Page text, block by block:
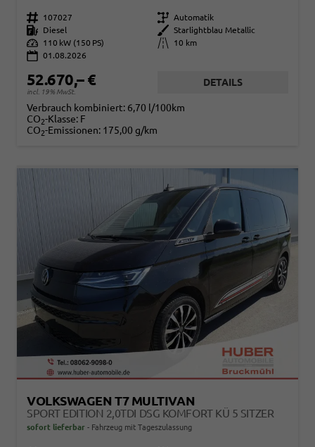
Fahrzeugnr. 107027 Getriebe Automatik
Kraftstoff
Diesel Außenfarbe
Starlightblau Metallic
Leistung
110 kW (150 PS) Kilometerstand
10 km
01.08.2026
52.670,– €
incl. 19% MwSt.
DETAILS
Verbrauch kombiniert: 6,70 l/100km
CO2-Klasse: F
CO2-Emissionen: 175,00 g/km
VOLKSWAGEN T7 MULTIVAN
SPORT EDITION 2,0TDI DSG KOMFORT KÜ 5 SITZER
sofort lieferbar Fahrzeug mit Tageszulassung